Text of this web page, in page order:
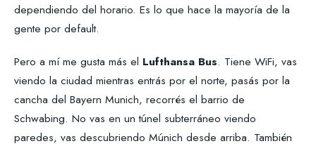
dependiendo del horario. Es lo que hace la mayoría de la
gente por default.
Pero a mí me gusta más el Lufthansa Bus. Tiene WiFi, vas
viendo la ciudad mientras entrás por el norte, pasás por la
cancha del Bayern Munich, recorrés el barrio de
Schwabing. No vas en un túnel subterráneo viendo
paredes, vas descubriendo Múnich desde arriba. También